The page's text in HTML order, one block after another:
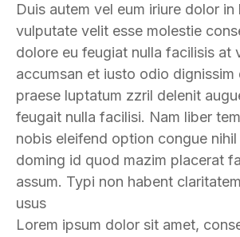
Duis autem vel eum iriure dolor in
vulputate velit esse molestie
dolore eu feugiat nulla facilisis at
accumsan et iusto odio dignissim
praese luptatum zzril delenit
feugait nulla facilisi. Nam liber
nobis eleifend option congue
doming id quod mazim placerat
assum. Typi non habent
usus
Lorem ipsum dolor sit amet,